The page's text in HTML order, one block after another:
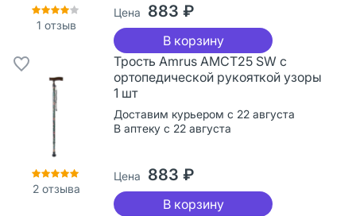
1 отзыв
Цена 883 ₽
В корзину
2 отзыва
Трость Amrus AMCT25 SW с
ортопедической рукояткой узоры
1 шт
Доставим курьером с 22 августа
В аптеку с 22 августа
Цена 883 ₽
В корзину